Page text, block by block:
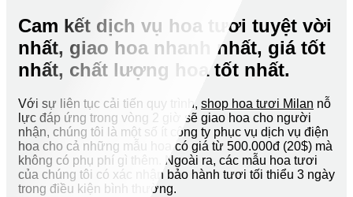
Cam kết dịch vụ hoa tươi tuyệt vời
nhất, giao hoa nhanh nhất, giá tốt
nhất, chất lượng hoa tốt nhất.
Với sự liên tục cải tiến quy trình, shop hoa tươi Milan nỗ
lực đáp ứng trong vòng 2 giờ sẽ giao hoa cho người
nhận, chúng tôi là một số ít công ty phục vụ dịch vụ điện
hoa cho cả những mẫu hoa có giá từ 500.000đ (20$) mà
không có phụ phí gì thêm. Ngoài ra, các mẫu hoa tươi
của chúng tôi có xác nhận bảo hành tươi tối thiểu 3 ngày
trong điều kiện bình thường.